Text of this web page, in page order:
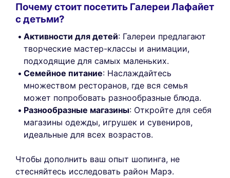
Почему стоит посетить Галереи Лафайет
с детьми?
Активности для детей: Галереи предлагают
творческие мастер-классы и анимации,
подходящие для самых маленьких.
Семейное питание: Наслаждайтесь
множеством ресторанов, где вся семья
может попробовать разнообразные блюда.
Разнообразные магазины: Откройте для себя
магазины одежды, игрушек и сувениров,
идеальные для всех возрастов.
Чтобы дополнить ваш опыт шопинга, не
стесняйтесь исследовать район Марэ.